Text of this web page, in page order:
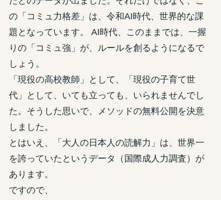
の「コミュ力格差」は、令和AI時代、世界的な課
題となっています。 AI時代、このままでは、一握
りの「コミュ強」が、ルールを創るようになるで
しょう。
「現役の高校教師」として、「現役の子育て世
代」として、いても立っても、いられませんでし
た。そうした思いで、メソッドの無料公開を決意
しました。
とはいえ、「大人の日本人の読解力」は、世界一
を誇っていたというデータ（国際成人力調査）が
あります。
ですので、